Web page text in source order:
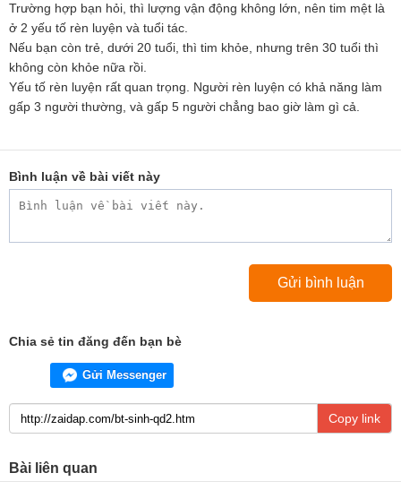
Trường hợp bạn hỏi, thì lượng vận động không lớn, nên tim mệt là
ở 2 yếu tố rèn luyện và tuổi tác.
Nếu bạn còn trẻ, dưới 20 tuổi, thì tim khỏe, nhưng trên 30 tuổi thì
không còn khỏe nữa rồi.
Yếu tố rèn luyện rất quan trọng. Người rèn luyện có khả năng làm
gấp 3 người thường, và gấp 5 người chẳng bao giờ làm gì cả.
Bình luận về bài viết này
Chia sẻ tin đăng đến bạn bè
Gửi Messenger
Copy link
Bài liên quan